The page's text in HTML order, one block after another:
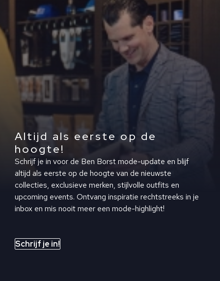
Altijd als eerste op de
hoogte!
Schrijf je in voor de Ben Borst mode-update en blijf
altijd als eerste op de hoogte van de nieuwste
collecties, exclusieve merken, stijlvolle outfits en
upcoming events. Ontvang inspiratie rechtstreeks in je
inbox en mis nooit meer een mode-highlight!
Schrijf je in!